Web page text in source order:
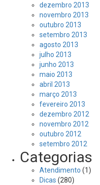
dezembro 2013
novembro 2013
outubro 2013
setembro 2013
agosto 2013
julho 2013
junho 2013
maio 2013
abril 2013
março 2013
fevereiro 2013
dezembro 2012
novembro 2012
outubro 2012
setembro 2012
Categorias
Atendimento (1)
Dicas (280)